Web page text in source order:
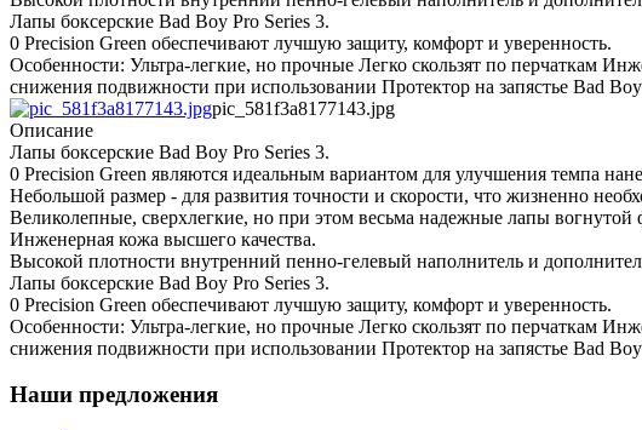
Лапы боксерские Bad Boy Pro Series 3.
0 Precision Green обеспечивают лучшую защиту, комфорт и уверенность.
Особенности: Ультра-легкие, но прочные Легко скользят по перчаткам
снижения подвижности при использовании Протектор на запястье Bad
pic_581f3a8177143.jpg
Описание
Лапы боксерские Bad Boy Pro Series 3.
0 Precision Green являются идеальным вариантом для улучшения темпа
Небольшой размер - для развития точности и скорости, что жизненно
Великолепные, сверхлегкие, но при этом весьма надежные лапы
Инженерная кожа высшего качества.
Высокой плотности внутренний пенно-гелевый наполнитель и
Лапы боксерские Bad Boy Pro Series 3.
0 Precision Green обеспечивают лучшую защиту, комфорт и уверенность.
Особенности: Ультра-легкие, но прочные Легко скользят по перчаткам
снижения подвижности при использовании Протектор на запястье Bad
Наши предложения